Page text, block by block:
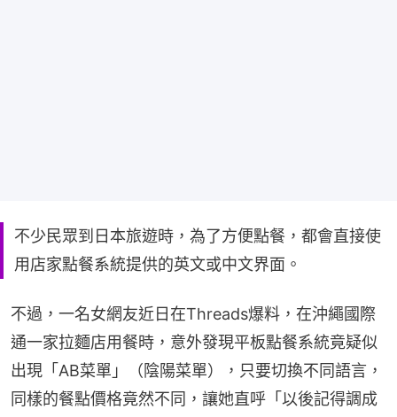
不少民眾到日本旅遊時，為了方便點餐，都會直接使
用店家點餐系統提供的英文或中文界面。
不過，一名女網友近日在Threads爆料，在沖繩國際
通一家拉麵店用餐時，意外發現平板點餐系統竟疑似
出現「AB菜單」（陰陽菜單），只要切換不同語言，
同樣的餐點價格竟然不同，讓她直呼「以後記得調成